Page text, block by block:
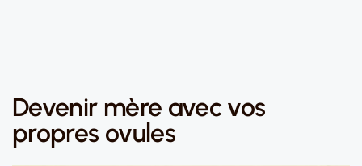
Devenir mère avec vos
propres ovules